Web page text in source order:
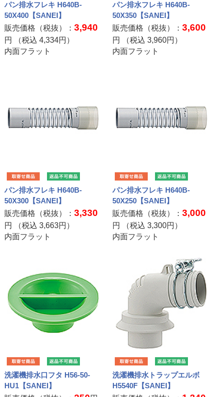
パン排水フレキ H640B-
50X400【SANEI】
販売価格（税抜）： 3,940
円 （税込 4,334円）
内面フラット
パン排水フレキ H640B-
50X350【SANEI】
販売価格（税抜）：3,600
円 （税込3,960円）
内面フラット
パン排水フレキ H640B-
50X300【SANEI】
販売価格（税抜）： 3,330
円 （税込 3,663円）
内面フラット
パン排水フレキ H640B-
50X250【SANEI】
販売価格（税抜）：3,000
円 （税込3,300円）
内面フラット
洗濯機排水口フタ H56-50-
HU1【SANEI】
洗濯機排水トラップエルボ
H5540F【SANEI】